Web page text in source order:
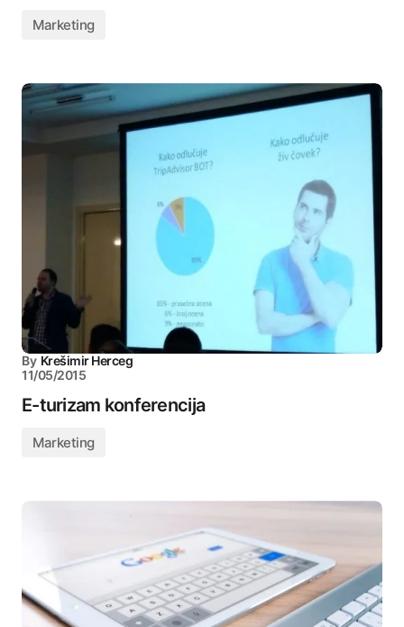
Marketing
By Krešimir Herceg
11/05/2015
E-turizam konferencija
Marketing